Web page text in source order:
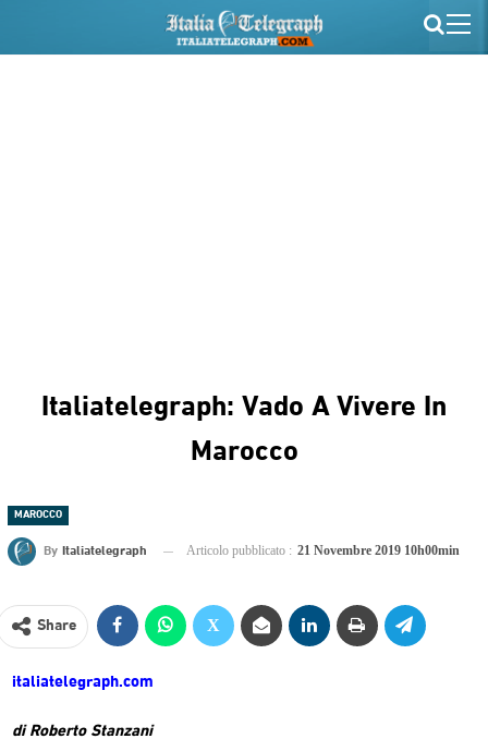
Italiatelegraph: Vado A Vivere In
Marocco
MAROCCO
By Italiatelegraph Articolo pubblicato : 21 Novembre 2019 10h00min
Share
italiatelegraph.com
di Roberto Stanzani